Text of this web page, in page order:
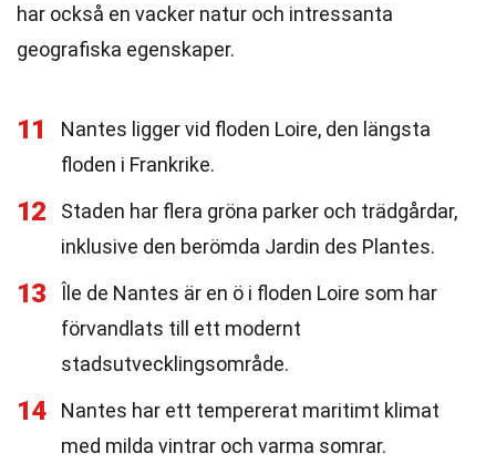
har också en vacker natur och intressanta
geografiska egenskaper.
11
Nantes ligger vid floden Loire, den längsta
floden i Frankrike.
12
Staden har flera gröna parker och trädgårdar,
inklusive den berömda Jardin des Plantes.
13
Île de Nantes är en ö i floden Loire som har
förvandlats till ett modernt
stadsutvecklingsområde.
14
Nantes har ett tempererat maritimt klimat
med milda vintrar och varma somrar.